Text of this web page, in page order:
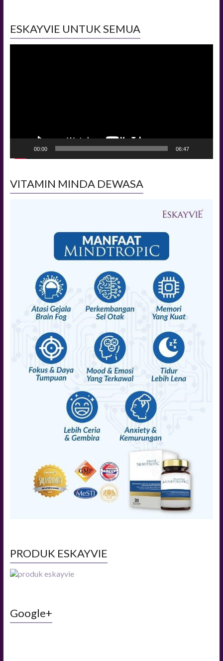
ESKAYVIE UNTUK SEMUA
00:00 06:47
VITAMIN MINDA DEWASA
PRODUK ESKAYVIE
Google+